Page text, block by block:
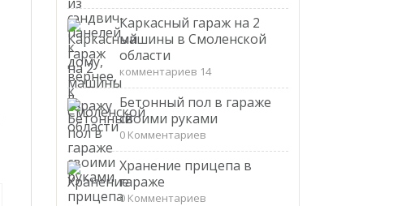
Каркасный гараж на 2
машины в Смоленской
области
комментариев 14
Бетонный пол в гараже
своими руками
0 Комментариев
Хранение прицепа в
гараже
0 Комментариев